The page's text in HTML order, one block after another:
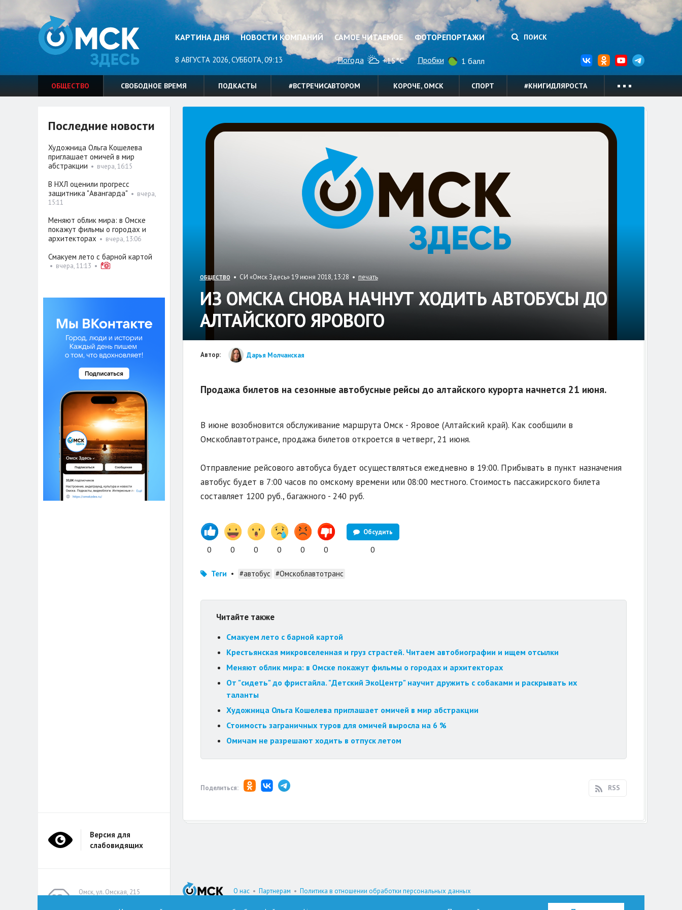
КАРТИНА ДНЯ НОВОСТИ КОМПАНИЙ САМОЕ ЧИТАЕМОЕ ФОТОРЕПОРТАЖИ ПОИСК
8 АВГУСТА 2026, СУББОТА, 09:13 Погода +15°C Пробки 1 балл
ОБЩЕСТВО СВОБОДНОЕ ВРЕМЯ ПОДКАСТЫ #ВСТРЕЧИСАВТОРОМ КОРОЧЕ, ОМСК СПОРТ #КНИГИДЛЯРОСТА
ОБЩЕСТВО • СИ «Омск Здесь» 19 июня 2018, 13:28 • печать
ИЗ ОМСКА СНОВА НАЧНУТ ХОДИТЬ АВТОБУСЫ ДО
АЛТАЙСКОГО ЯРОВОГО
Автор: Дарья Молчанская
Продажа билетов на сезонные автобусные рейсы до алтайского курорта начнется 21 июня.
В июне возобновится обслуживание маршрута Омск - Яровое (Алтайский край). Как сообщили в
Омскоблавтотрансе, продажа билетов откроется в четверг, 21 июня.
Отправление рейсового автобуса будет осуществляться ежедневно в 19:00. Прибывать в пункт назначения
автобус будет в 7:00 часов по омскому времени или 08:00 местного. Стоимость пассажирского билета
составляет 1200 руб., багажного - 240 руб.
0 0 0 0 0 0
Обсудить
0
Теги • #автобус #Омскоблавтотранс
Читайте также
Смакуем лето с барной картой
Крестьянская микровселенная и груз страстей. Читаем автобиографии и ищем отсылки
Меняют облик мира: в Омске покажут фильмы о городах и архитекторах
От "сидеть" до фристайла. "Детский ЭкоЦентр" научит дружить с собаками и раскрывать их
таланты
Художница Ольга Кошелева приглашает омичей в мир абстракции
Стоимость заграничных туров для омичей выросла на 6 %
Омичам не разрешают ходить в отпуск летом
Поделиться: RSS
Последние новости
Художница Ольга Кошелева
приглашает омичей в мир
абстракции • вчера, 16:15
В НХЛ оценили прогресс
защитника "Авангарда" • вчера,
15:11
Меняют облик мира: в Омске
покажут фильмы о городах и
архитекторах • вчера, 13:06
Смакуем лето с барной картой
• вчера, 11:13 •
О нас• Партнерам • Политика в отношении обработки персональных данных
Омск, ул. Омская, 215
Версия для
слабовидящих